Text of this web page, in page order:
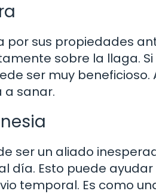
por sus propiedades
sobre la llaga.
ser muy
a sanar.
ser un aliado
día. Esto puede
temporal. Es como